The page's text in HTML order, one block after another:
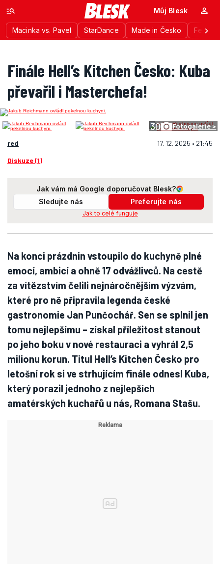
Macinka vs. Pavel StarDance Made in Česko
Můj Blesk
Finále Hell’s Kitchen Česko: Kuba
převařil i Masterchefa!
30 Fotogalerie >
red 17. 12. 2025 • 21:45
Diskuze (1)
Jak vám má Google doporučovat Blesk?
Sledujte nás
Preferujte nás
Jak to celé funguje
Na konci prázdnin vstoupilo do kuchyně plné
emocí, ambicí a ohně 17 odvážlivců. Na cestě
za vítězstvím čelili nejnáročnějším výzvám,
které pro ně připravila legenda české
gastronomie Jan Punčochář. Sen se splnil jen
tomu nejlepšímu – získal příležitost stanout
po jeho boku v nové restauraci a vyhrál 2,5
milionu korun. Titul Hell’s Kitchen Česko pro
letošní rok si ve strhujícím finále odnesl Kuba,
který porazil jednoho z nejlepších
amatérských kuchařů u nás, Romana Stašu.